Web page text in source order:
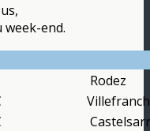
week-end.
Rodez